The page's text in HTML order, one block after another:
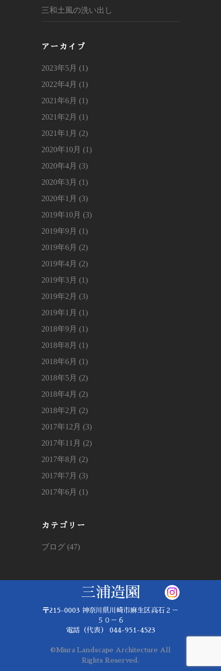
三和土風の洗い出し
アーカイブ
2023年5月 (1)
2022年4月 (1)
2021年6月 (1)
2021年2月 (1)
2021年1月 (2)
2020年10月 (1)
2020年4月 (3)
2020年3月 (1)
2020年1月 (3)
2019年10月 (3)
2019年9月 (1)
2019年6月 (2)
2019年4月 (2)
2019年3月 (1)
2019年2月 (3)
2019年1月 (1)
2018年9月 (1)
2018年8月 (1)
2018年6月 (1)
2018年5月 (2)
2018年4月 (2)
2018年2月 (2)
2017年12月 (3)
2017年11月 (2)
2017年8月 (2)
2017年7月 (3)
2017年6月 (1)
カテゴリー
ブログ (47)
三浦造園
〒215-0003 神奈川県川崎市麻生区高石２－
５０－６
電話（代表）
044-951-4523
©Miura Landscape Architecture All
Rights Reserved.